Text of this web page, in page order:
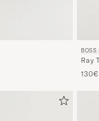
BOSS
Ray
130€